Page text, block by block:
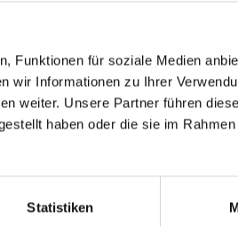
Funktionen für soziale Medien
wir Informationen zu Ihrer
weiter. Unsere Partner führen
haben oder die sie im
Statistiken